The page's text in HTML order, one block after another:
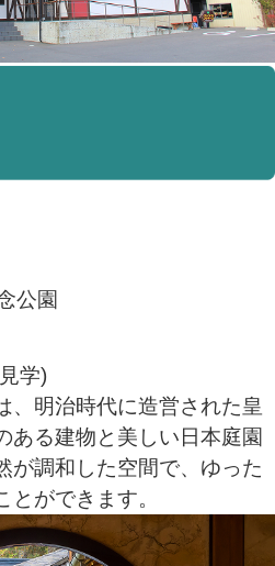
公園
学)
、明治時代に造営された皇
ある建物と美しい日本庭園
が調和した空間で、ゆった
とができます。